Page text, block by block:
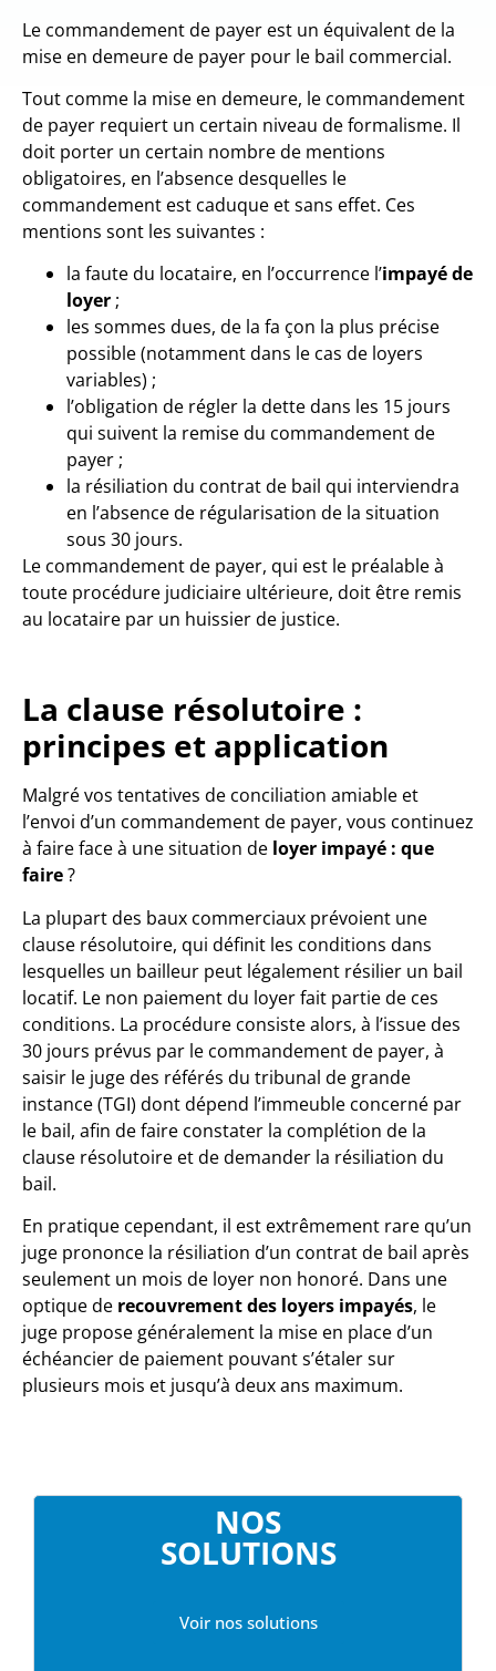
Le commandement de payer est un équivalent de la
mise en demeure de payer pour le bail commercial.
Tout comme la mise en demeure, le commandement
de payer requiert un certain niveau de formalisme. Il
doit porter un certain nombre de mentions
obligatoires, en l’absence desquelles le
commandement est caduque et sans effet. Ces
mentions sont les suivantes :
la faute du locataire, en l’occurrence l’impayé de
loyer ;
les sommes dues, de la fa çon la plus précise
possible (notamment dans le cas de loyers
variables) ;
l’obligation de régler la dette dans les 15 jours
qui suivent la remise du commandement de
payer ;
la résiliation du contrat de bail qui interviendra
en l’absence de régularisation de la situation
sous 30 jours.
Le commandement de payer, qui est le préalable à
toute procédure judiciaire ultérieure, doit être remis
au locataire par un huissier de justice.
La clause résolutoire :
principes et application
Malgré vos tentatives de conciliation amiable et
l’envoi d’un commandement de payer, vous continuez
à faire face à une situation de loyer impayé : que
faire?
La plupart des baux commerciaux prévoient une
clause résolutoire, qui définit les conditions dans
lesquelles un bailleur peut légalement résilier un bail
locatif. Le non paiement du loyer fait partie de ces
conditions. La procédure consiste alors, à l’issue des
30 jours prévus par le commandement de payer, à
saisir le juge des référés du tribunal de grande
instance (TGI) dont dépend l’immeuble concerné par
le bail, afin de faire constater la complétion de la
clause résolutoire et de demander la résiliation du
bail.
En pratique cependant, il est extrêmement rare qu’un
juge prononce la résiliation d’un contrat de bail après
seulement un mois de loyer non honoré. Dans une
optique de recouvrement des loyers impayés, le
juge propose généralement la mise en place d’un
échéancier de paiement pouvant s’étaler sur
plusieurs mois et jusqu’à deux ans maximum.
NOS
SOLUTIONS
Voir nos solutions